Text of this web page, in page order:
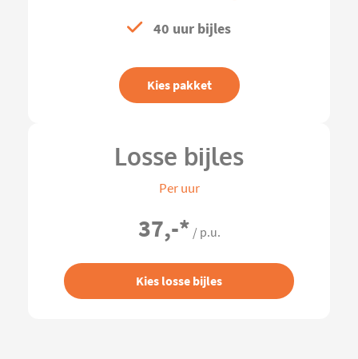
40 uur bijles
Kies pakket
Losse bijles
Per uur
37,-* / p.u.
Kies losse bijles